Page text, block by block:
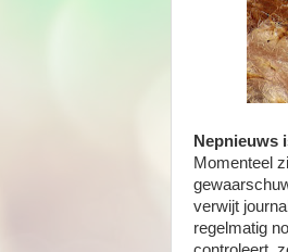
Nepnieuws
Momenteel
verwijt
regelmatig